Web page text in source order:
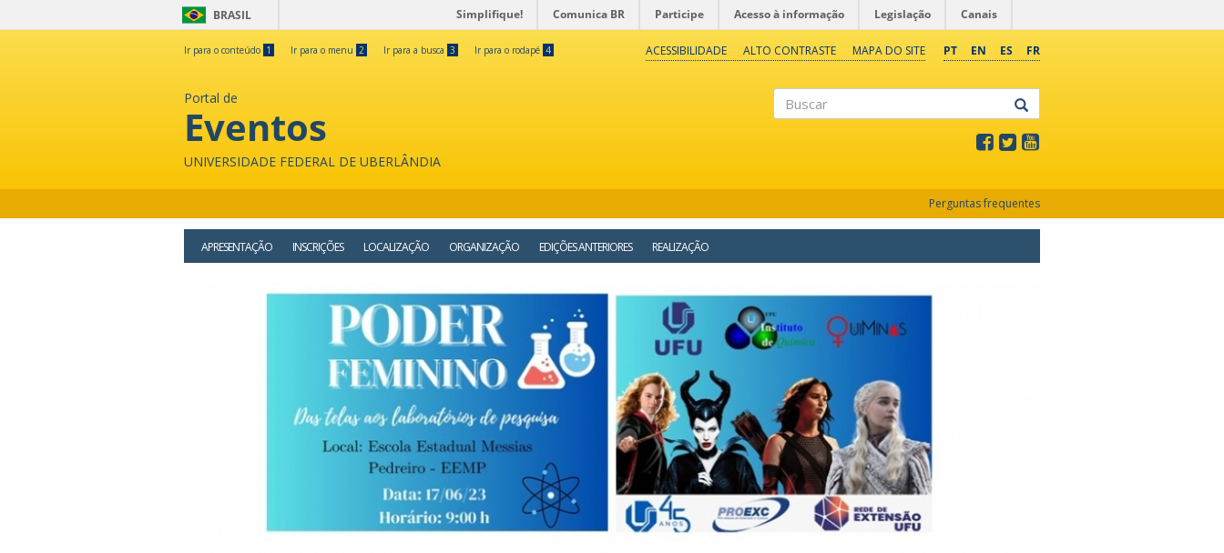
BRASIL Simplifique! Comunica BR Participe Acesso à informação Legislação Canais
Ir para o conteúdo 1 Ir para o menu 2 Ir para a busca 3 Ir para o rodapé 4 PT EN ES FR
ACESSIBILIDADE ALTO CONTRASTE MAPA DO SITE
Portal de
Eventos
UNIVERSIDADE FEDERAL DE UBERLÂNDIA
Perguntas frequentes
APRESENTAÇÃO INSCRIÇÕES LOCALIZAÇÃO ORGANIZAÇÃO EDIÇÕES ANTERIORES REALIZAÇÃO